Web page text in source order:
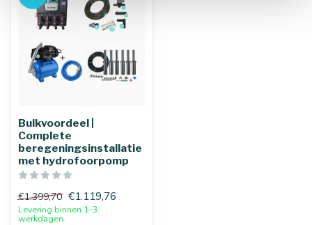
Bulkvoordeel |
Complete
beregeningsinstallatie
met hydrofoorpomp
€1.399,70 €1.119,76
Levering binnen 1-3
werkdagen